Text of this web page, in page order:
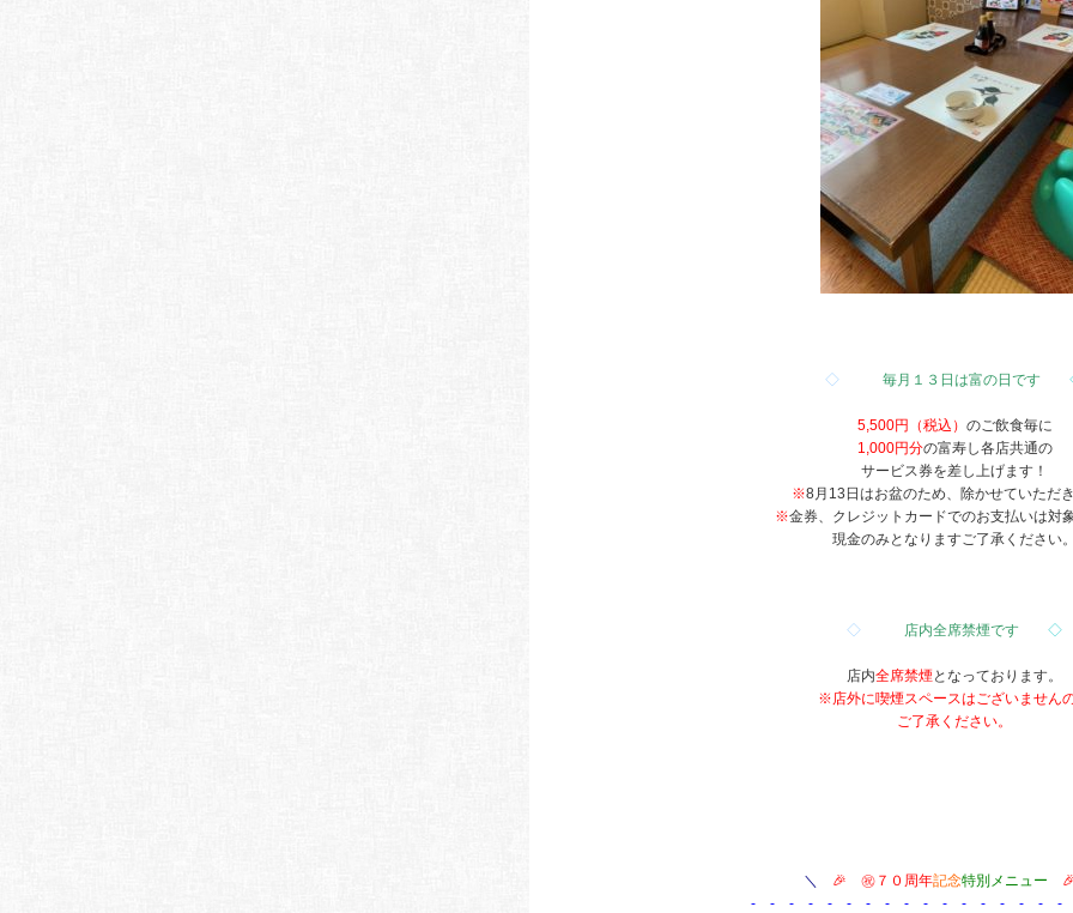
◇ 毎月１３日は富の日です
5,500円（税込） のご飲食毎に
1,000円分の富寿し各店共通の
サービス券を差し上げます！
※8月13日はお盆のため、除かせていただ
※金券、クレジットカードでのお支払いは対
現金のみとなりますご了承ください
◇ 店内全席禁煙です ◇
店内全席禁煙 となっております。
※店外に喫煙スペースはございません
ご了承ください。
＼ 🎉 ㊗７０周年記念特別メニュー
- - - - - - - - - - - - - - - - -